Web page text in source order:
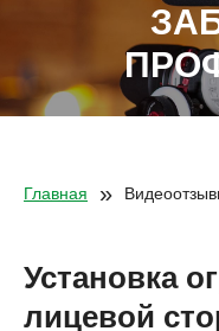
Главная »
Установка
лицевой